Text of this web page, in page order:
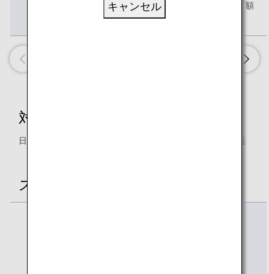
額
対象のお客様
日本発行のANAカードをお持ちのANAマイレージクラブ会員
ステイタスごとの達成条件
キャンセル